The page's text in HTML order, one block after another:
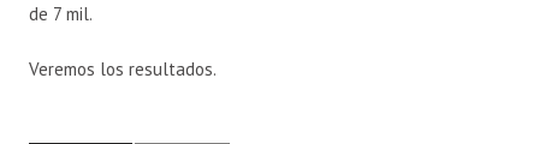
de 7 mil.
Veremos los resultados.